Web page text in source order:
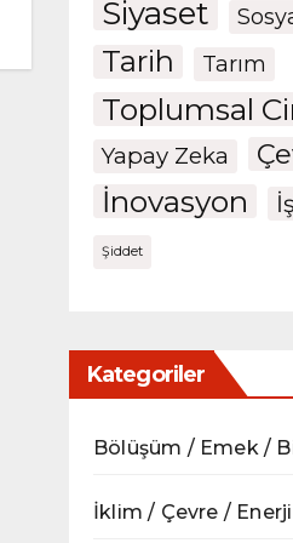
Siyaset
Tarih Tarım
Toplumsal
Yapay Zeka
İnovasyon
Şiddet
Kategoriler
Bölüşüm / Emek /
İklim / Çevre / Enerji